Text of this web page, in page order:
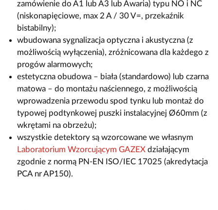
zamówienie do A1 lub A3 lub Awaria) typu NO i NC
(niskonapięciowe, max 2 A / 30 V=, przekaźnik
bistabilny);
wbudowana sygnalizacja optyczna i akustyczna (z
możliwością wyłączenia), zróżnicowana dla każdego z
progów alarmowych;
estetyczna obudowa – biała (standardowo) lub czarna
matowa – do montażu naściennego, z możliwością
wprowadzenia przewodu spod tynku lub montaż do
typowej podtynkowej puszki instalacyjnej Ø60mm (z
wkrętami na obrzeżu);
wszystkie detektory są wzorcowane we własnym
Laboratorium Wzorcującym GAZEX działającym
zgodnie z normą PN-EN ISO/IEC 17025 (akredytacja
PCA nr AP150).